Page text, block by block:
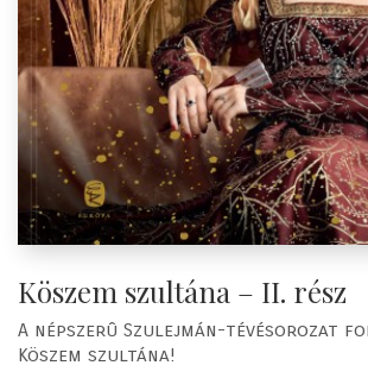
Köszem szultána – II. rész
A népszerû Szulejmán-tévésorozat
Köszem szultána!